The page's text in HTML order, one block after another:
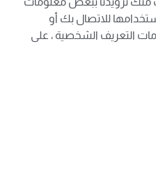
للاتصال بك أو
التعريف الشخصية ، على